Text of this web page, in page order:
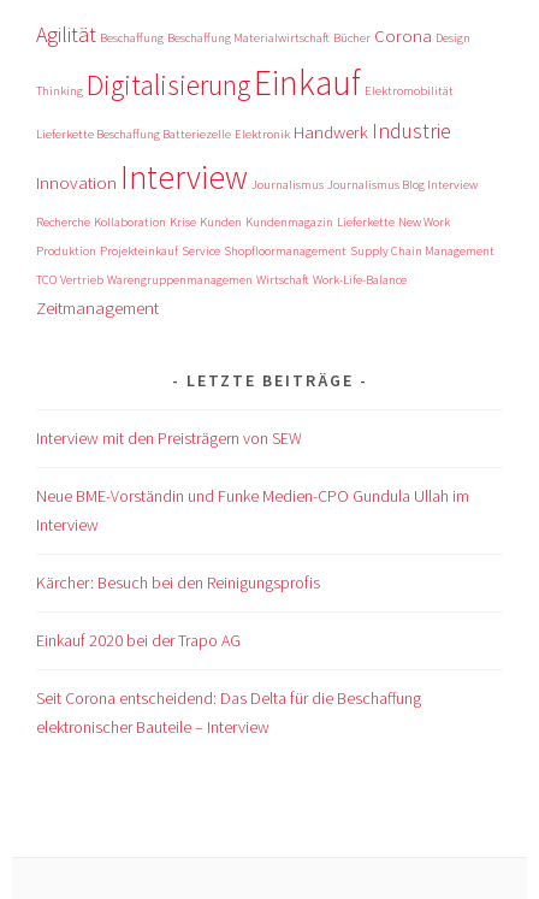
Agilität Beschaffung Beschaffung Materialwirtschaft Bücher Corona Design
Thinking DigitalisierungEinkauf Elektromobilität
Lieferkette Beschaffung Batteriezelle Elektronik Handwerk Industrie
Innovation Interview Journalismus Journalismus Blog Interview
Recherche Kollaboration Krise Kunden Kundenmagazin Lieferkette New Work
Produktion Projekteinkauf Service Shopfloormanagement Supply Chain Management
TCO Vertrieb Warengruppenmanagemen Wirtschaft Work-Life-Balance
Zeitmanagement
LETZTE BEITRÄGE
Interview mit den Preisträgern von SEW
Neue BME-Vorständin und Funke Medien-CPO Gundula Ullah im
Interview
Kärcher: Besuch bei den Reinigungsprofis
Einkauf 2020 bei der Trapo AG
Seit Corona entscheidend: Das Delta für die Beschaffung
elektronischer Bauteile – Interview